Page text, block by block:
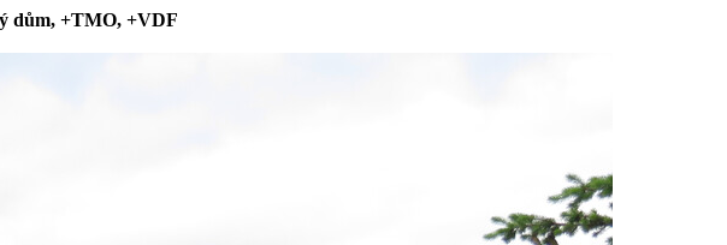
dům, +TMO, +VDF